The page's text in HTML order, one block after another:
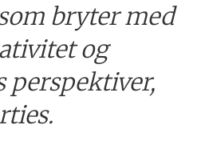
bryter med
og
perspektiver,